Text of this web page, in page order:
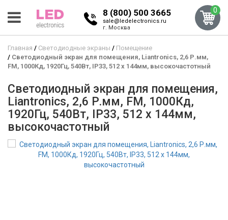
8 (800) 500 3665
sale@ledelectronics.ru
г. Москва
0
Главная Светодиодные экраны
Помещение
Светодиодный экран для помещения, Liantronics, 2,6 Р.мм,
FM, 1000Кд, 1920Гц, 540Вт, IP33, 512 x 144мм, высокочастотный
Светодиодный экран для помещения,
Liantronics, 2,6 Р.мм, FM, 1000Кд,
1920Гц, 540Вт, IP33, 512 x 144мм,
высокочастотный